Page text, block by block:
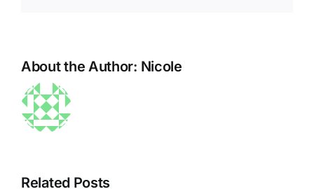
lindert
PMS-
Wassereinl...
RCT-
Studie
zeigt –
12
About the Author: Nicole
Related Posts